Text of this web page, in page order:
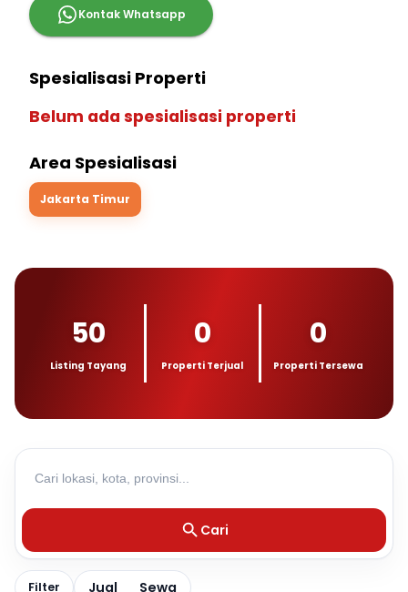
Kontak Whatsapp
Spesialisasi Properti
Belum ada spesialisasi properti
Area Spesialisasi
Jakarta Timur
50
Listing Tayang
0
Properti Terjual
0
Properti Tersewa
Cari
Filter Jual Sewa